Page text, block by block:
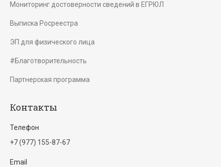
Мониторинг достоверности сведений в ЕГРЮЛ
Выписка Росреестра
ЭП для физического лица
#Благотворительность
Партнерская программа
Контакты
Телефон
+7 (977) 155-87-67
Email